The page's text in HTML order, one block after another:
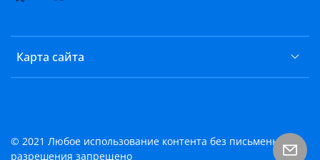
Карта сайта
© 2021 Любое использование контента без письменного
разрешения запрещено